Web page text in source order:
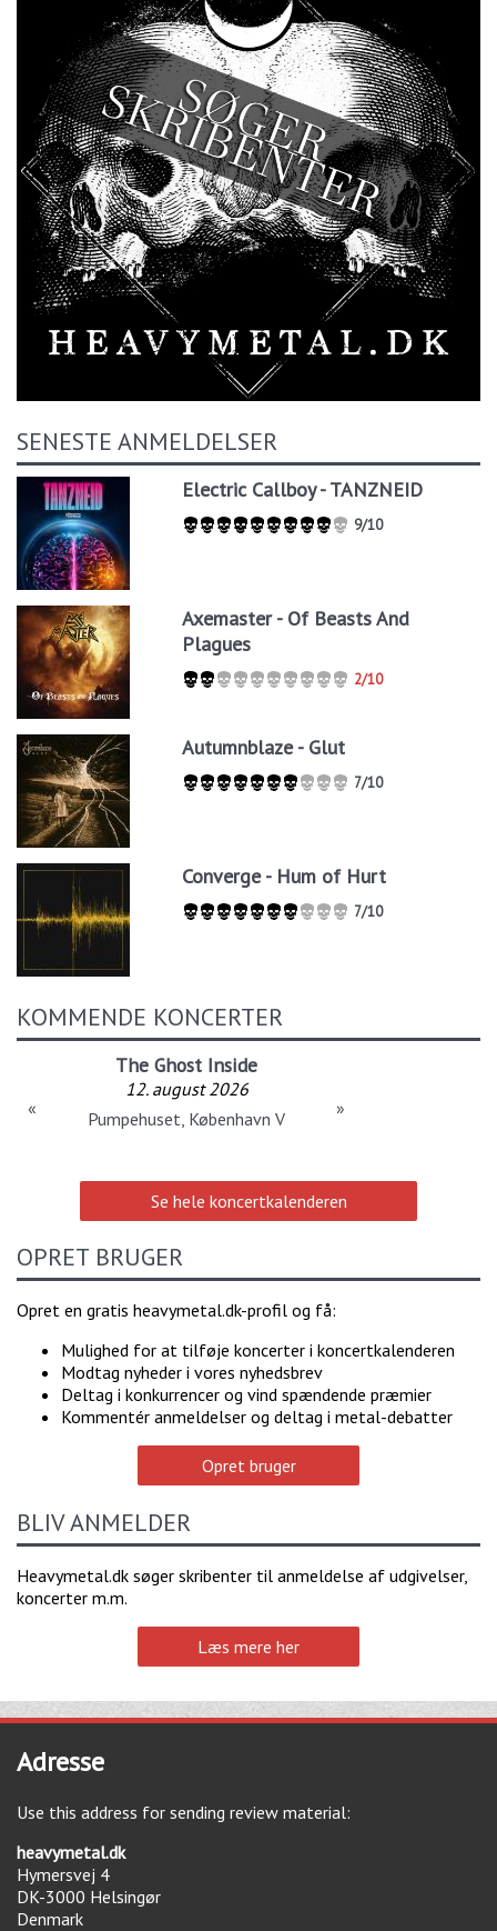
SENESTE ANMELDELSER
Electric Callboy - TANZNEID
9/10
Axemaster - Of Beasts And
Plagues
2/10
Autumnblaze - Glut
7/10
Converge - Hum of Hurt
7/10
KOMMENDE KONCERTER
The Ghost Inside
12. august 2026
Pumpehuset, København V
« »
Se hele koncertkalenderen
OPRET BRUGER
Opret en gratis heavymetal.dk-profil og få:
Mulighed for at tilføje koncerter i koncertkalenderen
Modtag nyheder i vores nyhedsbrev
Deltag i konkurrencer og vind spændende præmier
Kommentér anmeldelser og deltag i metal-debatter
Opret bruger
BLIV ANMELDER
Heavymetal.dk søger skribenter til anmeldelse af udgivelser,
koncerter m.m.
Læs mere her
Adresse
Use this address for sending review material:
heavymetal.dk
Hymersvej 4
DK-3000 Helsingør
Denmark